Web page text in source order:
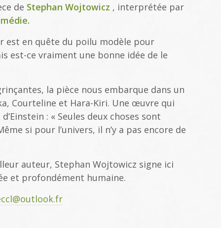
de Stephan Wojtowicz , interprétée par
.
est en quête du poilu modèle pour
est-ce vraiment une bonne idée de le
la pièce nous embarque dans un
Courteline et Hara-Kiri. Une œuvre qui
: « Seules deux choses sont
si pour l’univers, il n’y a pas encore de
auteur, Stephan Wojtowicz signe ici
et profondément humaine.